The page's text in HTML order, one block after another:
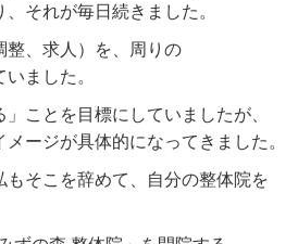
それが毎日続きました。
整、求人）を、周りの
ました。
ことを目標にしていましたが、
ージが具体的になってきました。
そこを辞めて、自分の整体院を